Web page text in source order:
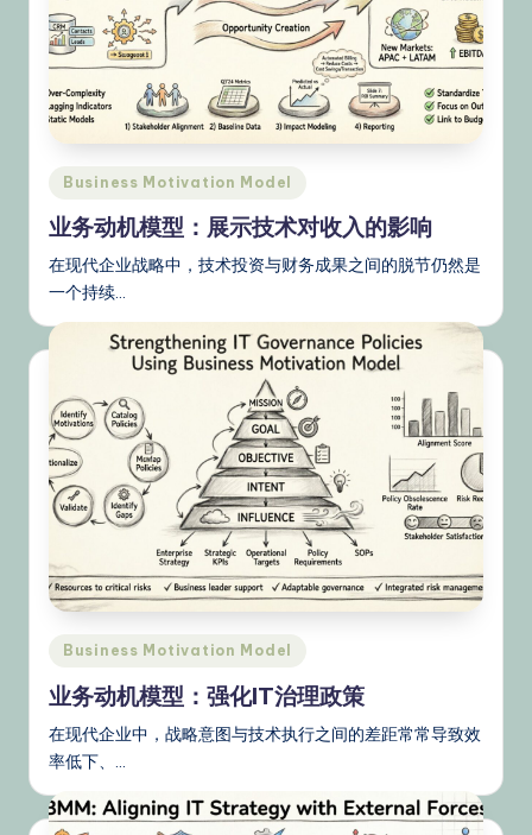
a
t
e
s
Posted
Business Motivation Model
业务动机模型：展示技术对收入的影响
在现代企业战略中，技术投资与财务成果之间的脱节仍然是
一个持续…
Posted
Business Motivation Model
业务动机模型：强化IT治理政策
在现代企业中，战略意图与技术执行之间的差距常常导致效
率低下、…